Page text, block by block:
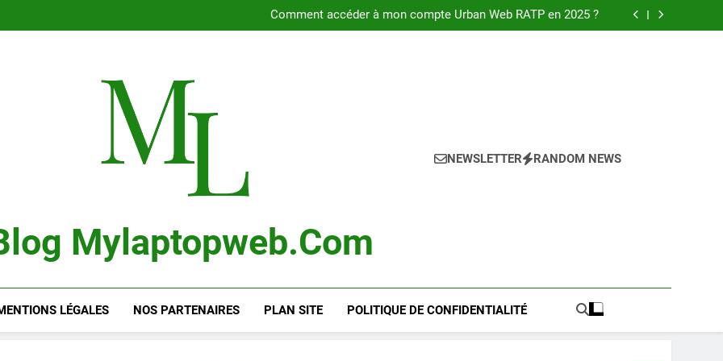
Comment accéder à mon compte Urban Web RATP en 2025 ?
Guide complet pour réussir l achat LMNP d occasion
Mylaptopweb.com
NEWSLETTER RANDOM NEWS
LÉGALES NOS PARTENAIRES PLAN SITE POLITIQUE DE CONFIDENTIALITÉ